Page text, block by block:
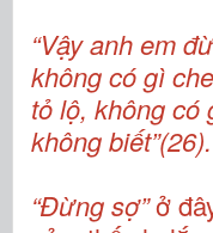
“Vậy anh em
không có gì
tỏ lộ, không
không biết”(26).
“Đừng sợ”ở